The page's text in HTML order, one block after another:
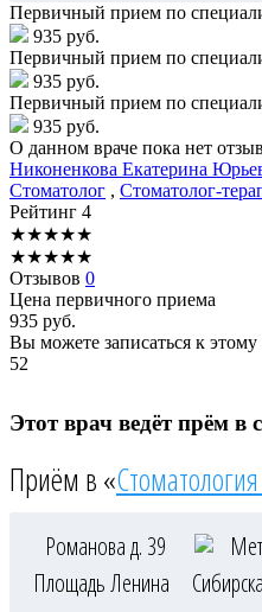
Первичный прием по
935 руб.
Первичный прием по
935 руб.
Первичный прием по
935 руб.
О данном враче пока нет
Никоненкова Екатерина
Стоматолог , Стоматолог-
Рейтинг 4
★★★★★
★★★★★
Отзывов 0
Цена первичного приема
935 руб.
Вы можете записаться к
52
Этот врач ведёт прём
Приём в «
Романова д. 39
Площадь Ленина